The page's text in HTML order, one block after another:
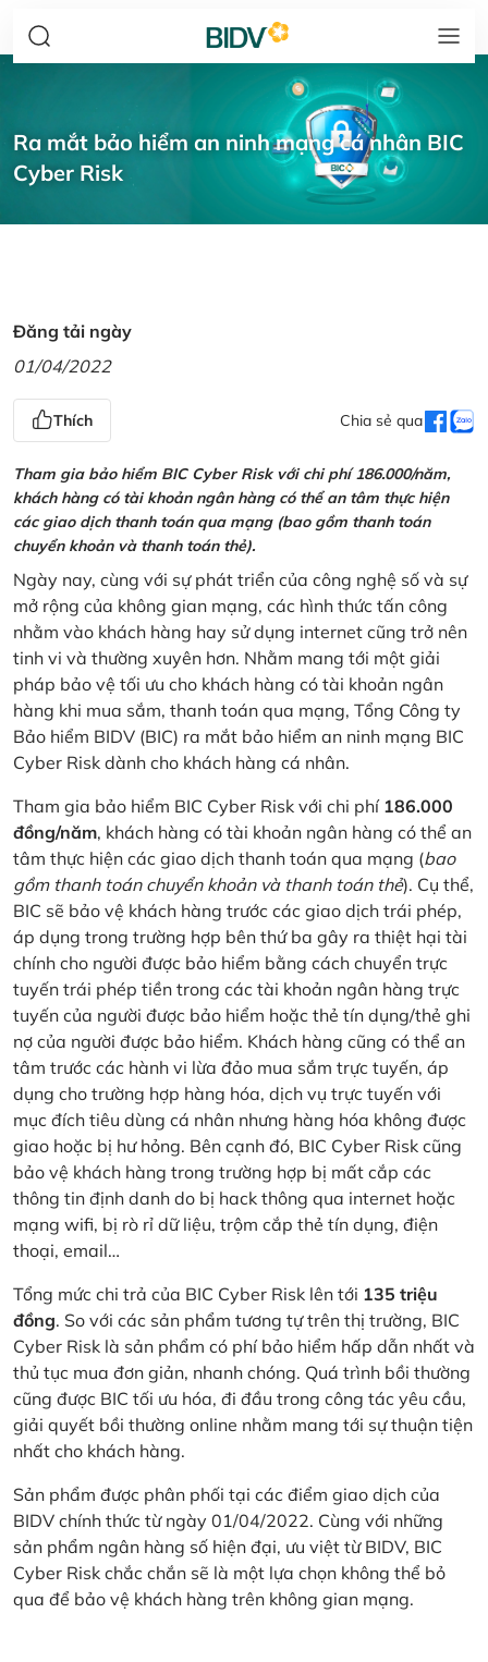
Ra mắt bảo hiểm an ninh mạng cá nhân BIC
Cyber Risk
Đăng tải ngày
01/04/2022
Thích Chia sẻ qua
Tham gia bảo hiểm BIC Cyber Risk với chi phí 186.000/năm,
khách hàng có tài khoản ngân hàng có thể an tâm thực hiện
các giao dịch thanh toán qua mạng (bao gồm thanh toán
chuyển khoản và thanh toán thẻ).
Ngày nay, cùng với sự phát triển của công nghệ số và sự
mở rộng của không gian mạng, các hình thức tấn công
nhằm vào khách hàng hay sử dụng internet cũng trở nên
tinh vi và thường xuyên hơn. Nhằm mang tới một giải
pháp bảo vệ tối ưu cho khách hàng có tài khoản ngân
hàng khi mua sắm, thanh toán qua mạng, Tổng Công ty
Bảo hiểm BIDV (BIC) ra mắt bảo hiểm an ninh mạng BIC
Cyber Risk dành cho khách hàng cá nhân.
Tham gia bảo hiểm BIC Cyber Risk với chi phí 186.000
đồng/năm, khách hàng có tài khoản ngân hàng có thể an
tâm thực hiện các giao dịch thanh toán qua mạng (bao
gồm thanh toán chuyển khoản và thanh toán thẻ). Cụ thể,
BIC sẽ bảo vệ khách hàng trước các giao dịch trái phép,
áp dụng trong trường hợp bên thứ ba gây ra thiệt hại tài
chính cho người được bảo hiểm bằng cách chuyển trực
tuyến trái phép tiền trong các tài khoản ngân hàng trực
tuyến của người được bảo hiểm hoặc thẻ tín dụng/thẻ ghi
nợ của người được bảo hiểm. Khách hàng cũng có thể an
tâm trước các hành vi lừa đảo mua sắm trực tuyến, áp
dụng cho trường hợp hàng hóa, dịch vụ trực tuyến với
mục đích tiêu dùng cá nhân nhưng hàng hóa không được
giao hoặc bị hư hỏng. Bên cạnh đó, BIC Cyber Risk cũng
bảo vệ khách hàng trong trường hợp bị mất cắp các
thông tin định danh do bị hack thông qua internet hoặc
mạng wifi, bị rò rỉ dữ liệu, trộm cắp thẻ tín dụng, điện
thoại, email…
Tổng mức chi trả của BIC Cyber Risk lên tới 135 triệu
đồng. So với các sản phẩm tương tự trên thị trường, BIC
Cyber Risk là sản phẩm có phí bảo hiểm hấp dẫn nhất và
thủ tục mua đơn giản, nhanh chóng. Quá trình bồi thường
cũng được BIC tối ưu hóa, đi đầu trong công tác yêu cầu,
giải quyết bồi thường online nhằm mang tới sự thuận tiện
nhất cho khách hàng.
Sản phẩm được phân phối tại các điểm giao dịch của
BIDV chính thức từ ngày 01/04/2022. Cùng với những
sản phẩm ngân hàng số hiện đại, ưu việt từ BIDV, BIC
Cyber Risk chắc chắn sẽ là một lựa chọn không thể bỏ
qua để bảo vệ khách hàng trên không gian mạng.